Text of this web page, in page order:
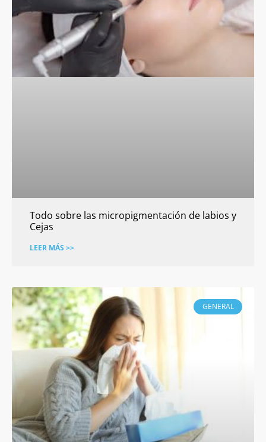
Todo sobre las micropigmentación de labios y
Cejas
LEER MÁS >>
GENERAL